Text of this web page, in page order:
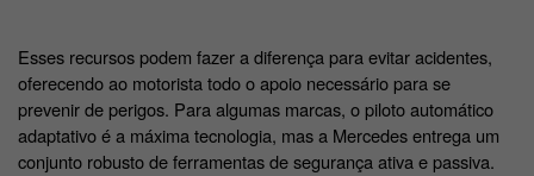
Esses recursos podem fazer a diferença para evitar acidentes,
oferecendo ao motorista todo o apoio necessário para se
prevenir de perigos. Para algumas marcas, o piloto automático
adaptativo é a máxima tecnologia, mas a Mercedes entrega um
conjunto robusto de ferramentas de segurança ativa e passiva.